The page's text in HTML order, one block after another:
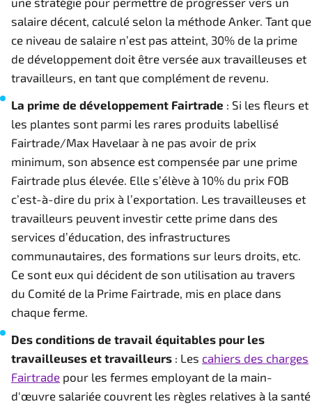
salaire décent, calculé selon la méthode Anker. Tant que
ce niveau de salaire n’est pas atteint, 30% de la prime
de développement doit être versée aux travailleuses et
travailleurs, en tant que complément de revenu.
La prime de développement Fairtrade : Si les fleurs et
les plantes sont parmi les rares produits labellisé
Fairtrade/Max Havelaar à ne pas avoir de prix
minimum, son absence est compensée par une prime
Fairtrade plus élevée. Elle s’élève à 10% du prix FOB
c’est-à-dire du prix à l’exportation. Les travailleuses et
travailleurs peuvent investir cette prime dans des
services d’éducation, des infrastructures
communautaires, des formations sur leurs droits, etc.
Ce sont eux qui décident de son utilisation au travers
du Comité de la Prime Fairtrade, mis en place dans
chaque ferme.
Des conditions de travail équitables pour les
travailleuses et travailleurs : Les cahiers des charges
Fairtrade pour les fermes employant de la main-
d'œuvre salariée couvrent les règles relatives à la santé